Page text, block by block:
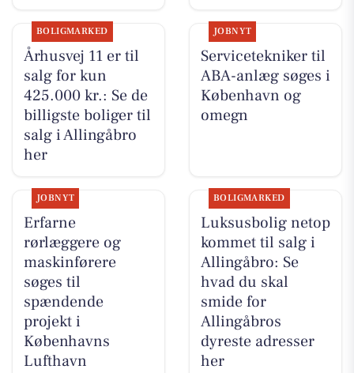
BOLIGMARKED
Århusvej 11 er til
salg for kun
425.000 kr.: Se de
billigste boliger til
salg i Allingåbro
her
JOBNYT
Servicetekniker til
ABA-anlæg søges i
København og
omegn
JOBNYT
Erfarne
rørlæggere og
maskinførere
søges til
spændende
projekt i
Københavns
Lufthavn
BOLIGMARKED
Luksusbolig netop
kommet til salg i
Allingåbro: Se
hvad du skal
smide for
Allingåbros
dyreste adresser
her